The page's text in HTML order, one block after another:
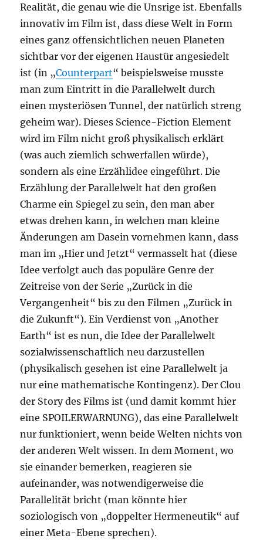
Realität, die genau wie die Unsrige ist. Ebenfalls
innovativ im Film ist, dass diese Welt in Form
eines ganz offensichtlichen neuen Planeten
sichtbar vor der eigenen Haustür angesiedelt
ist (in „Counterpart“ beispielsweise musste
man zum Eintritt in die Parallelwelt durch
einen mysteriösen Tunnel, der natürlich streng
geheim war). Dieses Science-Fiction Element
wird im Film nicht groß physikalisch erklärt
(was auch ziemlich schwerfallen würde),
sondern als eine Erzählidee eingeführt. Die
Erzählung der Parallelwelt hat den großen
Charme ein Spiegel zu sein, den man aber
etwas drehen kann, in welchen man kleine
Änderungen am Dasein vornehmen kann, dass
man im „Hier und Jetzt“ vermasselt hat (diese
Idee verfolgt auch das populäre Genre der
Zeitreise von der Serie „Zurück in die
Vergangenheit“ bis zu den Filmen „Zurück in
die Zukunft“). Ein Verdienst von „Another
Earth“ ist es nun, die Idee der Parallelwelt
sozialwissenschaftlich neu darzustellen
(physikalisch gesehen ist eine Parallelwelt ja
nur eine mathematische Kontingenz). Der Clou
der Story des Films ist (und damit kommt hier
eine SPOILERWARNUNG), das eine Parallelwelt
nur funktioniert, wenn beide Welten nichts von
der anderen Welt wissen. In dem Moment, wo
sie einander bemerken, reagieren sie
aufeinander, was notwendigerweise die
Parallelität bricht (man könnte hier
soziologisch von „doppelter Hermeneutik“ auf
einer Meta-Ebene sprechen).